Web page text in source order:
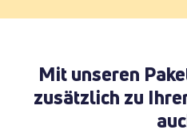
Mit unseren
zusätzlich zu